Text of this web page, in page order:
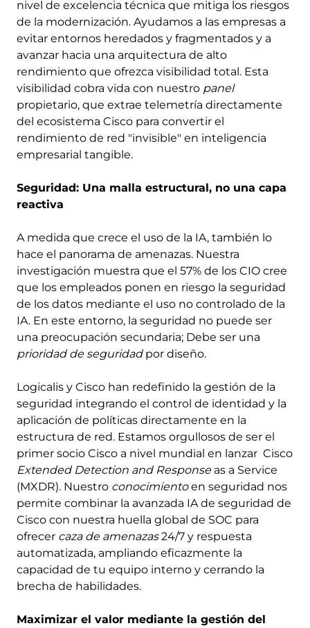
nivel de excelencia técnica que mitiga los riesgos
de la modernización. Ayudamos a las empresas a
evitar entornos heredados y fragmentados y a
avanzar hacia una arquitectura de alto
rendimiento que ofrezca visibilidad total. Esta
visibilidad cobra vida con nuestro panel
propietario, que extrae telemetría directamente
del ecosistema Cisco para convertir el
rendimiento de red "invisible" en inteligencia
empresarial tangible.
Seguridad: Una malla estructural, no una capa
reactiva
A medida que crece el uso de la IA, también lo
hace el panorama de amenazas. Nuestra
investigación muestra que el 57% de los CIO cree
que los empleados ponen en riesgo la seguridad
de los datos mediante el uso no controlado de la
IA. En este entorno, la seguridad no puede ser
una preocupación secundaria; Debe ser una
prioridad de seguridadpor diseño.
Logicalis y Cisco han redefinido la gestión de la
seguridad integrando el control de identidad y la
aplicación de políticas directamente en la
estructura de red. Estamos orgullosos de ser el
primer socio Cisco a nivel mundial en lanzar Cisco
Extended Detection and Responseas a Service
(MXDR). Nuestro conocimientoen seguridad nos
permite combinar la avanzada IA de seguridad de
Cisco con nuestra huella global de SOC para
ofrecer caza de amenazas24/7 y respuesta
automatizada, ampliando eficazmente la
capacidad de tu equipo interno y cerrando la
brecha de habilidades.
Maximizar el valor mediante la gestión del